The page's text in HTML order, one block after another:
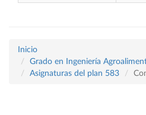
Inicio
Grado en Ingeniería
Asignaturas del plan 583